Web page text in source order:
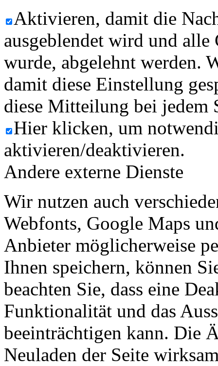
Aktivieren, damit die
ausgeblendet wird und
wurde, abgelehnt werden.
damit diese Einstellung
diese Mitteilung bei jedem
Hier klicken, um
aktivieren/deaktivieren.
Andere externe Dienste
Wir nutzen auch
Webfonts, Google Maps
Anbieter möglicherweise
Ihnen speichern, können
beachten Sie, dass eine
Funktionalität und das
beeinträchtigen kann. Die
Neuladen der Seite